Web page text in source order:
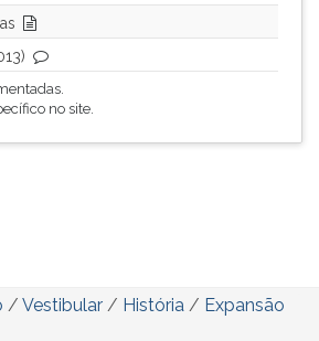
no site.
/ Vestibular / História / Expansão